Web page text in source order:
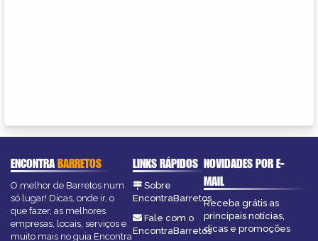
ENCONTRABARRETOS
O melhor de Barretos num
só lugar! Dicas, onde ir, o
que fazer, as melhores
empresas, locais, serviços e
muito mais no guia Encontra
LINKS RÁPIDOS
Sobre
EncontraBarretos
Fale com o
EncontraBarretos
NOVIDADES POR E-
MAIL
Receba grátis as
principais notícias,
dicas e promoções